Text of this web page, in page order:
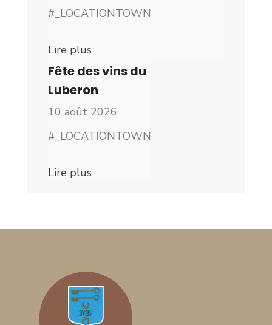
#_LOCATIONTOWN
Lire plus
Fête des vins du
Luberon
10 août 2026
#_LOCATIONTOWN
Lire plus